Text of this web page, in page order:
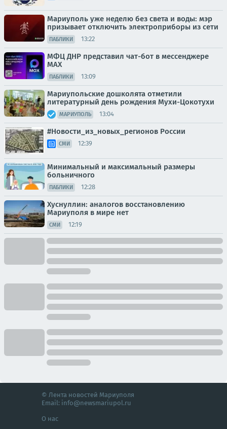
Мариуполь уже неделю без света и воды: мэр
призывает отключить электроприборы из сети
ПАБЛИКИ 13:22
МФЦ ДНР представил чат-бот в мессенджере
MAX
ПАБЛИКИ 13:09
Мариупольские дошколята отметили
литературный день рождения Мухи-Цокотухи
МАРИУПОЛЬ 13:04
#Новости_из_новых_регионов России
СМИ 12:39
Минимальный и максимальный размеры
больничного
ПАБЛИКИ 12:28
Хуснуллин: аналогов восстановлению
Мариуполя в мире нет
СМИ 12:19
© Лента новостей Мариуполя
Email: info@newsmariupol.ru
О нас